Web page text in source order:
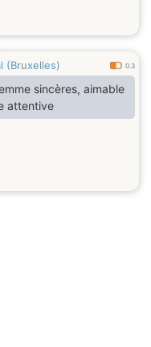
(Bruxelles) 0.3
sincères, aimable
attentive